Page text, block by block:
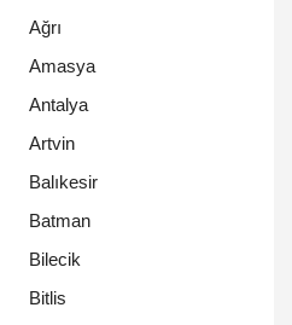
Ağrı
Amasya
Antalya
Artvin
Balıkesir
Batman
Bilecik
Bitlis